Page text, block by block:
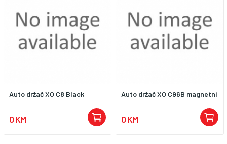
Auto držač XO C8 Black
0 KM
Auto držač XO C96B magnetni
0 KM